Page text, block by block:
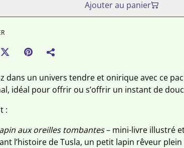
Ajouter au panier
dans un univers tendre et onirique avec ce
idéal pour offrir ou s’offrir un instant de
:
aux oreilles tombantes– mini-livre illustré
l’histoire de Tusla, un petit lapin rêveur plein